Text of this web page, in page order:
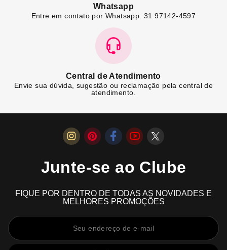
Whatsapp
Entre em contato por Whatsapp: 31 97142-4597
Central de Atendimento
Envie sua dúvida, sugestão ou reclamação pela central de
atendimento.
Junte-se ao Clube
FIQUE POR DENTRO DE TODAS AS NOVIDADES E
MELHORES PROMOÇÕES